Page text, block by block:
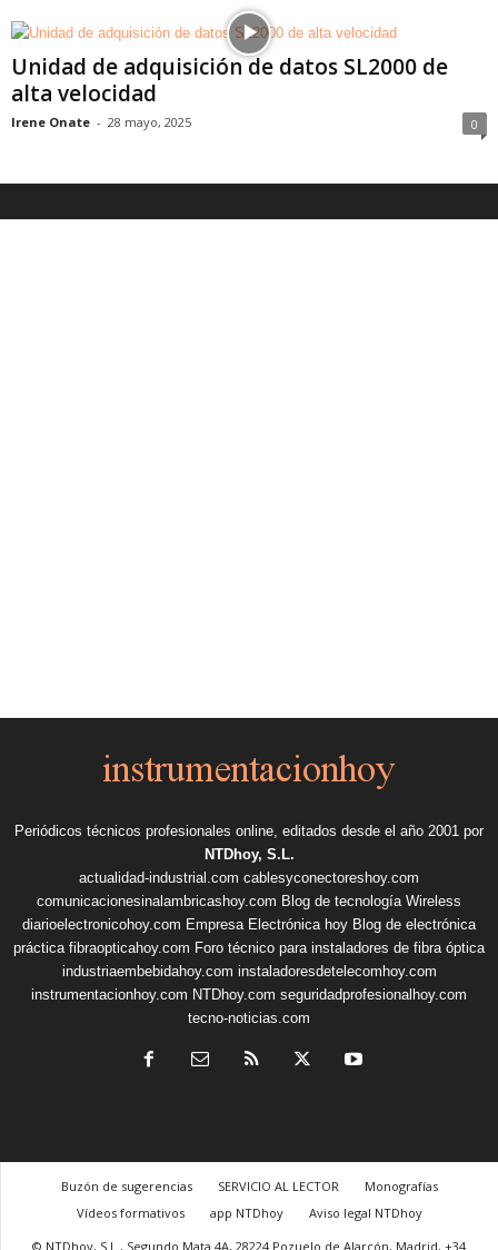
Unidad de adquisición de datos SL2000 de
alta velocidad
Irene Onate - 28 mayo, 2025 0
Periódicos técnicos profesionales online, editados desde el año 2001 por
NTDhoy, S.L.
actualidad-industrial.com cablesyconectoreshoy.com
comunicacionesinalambricashoy.com Blog de tecnología Wireless
diarioelectronicohoy.com Empresa Electrónica hoy Blog de electrónica
práctica fibraopticahoy.com Foro técnico para instaladores de fibra óptica
industriaembebidahoy.com instaladoresdetelecomhoy.com
instrumentacionhoy.com NTDhoy.com seguridadprofesionalhoy.com
tecno-noticias.com
Buzón de sugerencias SERVICIO AL LECTOR
Monografías
Vídeos formativos
app NTDhoy
Aviso legal NTDhoy
© NTDhoy, S.L., Segundo Mata 4A, 28224 Pozuelo de Alarcón, Madrid, +34